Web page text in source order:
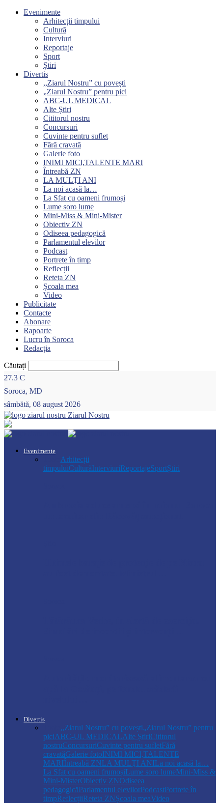
Evenimente
Arhitecții timpului
Cultură
Interviuri
Reportaje
Sport
Știri
Divertis
,,Ziarul Nostru” cu povești
„Ziarul Nostru” pentru pici
ABC-UL MEDICAL
Alte Știri
Cititorul nostru
Concursuri
Cuvinte pentru suflet
Fără cravată
Galerie foto
INIMI MICI,TALENTE MARI
Întreabă ZN
LA MULŢI ANI
La noi acasă la…
La Sfat cu oameni frumoși
Lume soro lume
Mini-Miss & Mini-Mister
Obiectiv ZN
Odiseea pedagogică
Parlamentul elevilor
Podcast
Portrete în timp
Reflecții
Reteta ZN
Școala mea
Video
Publicitate
Contacte
Abonare
Rapoarte
Lucru în Soroca
Redacția
Căutați
27.3 C
Soroca, MD
sâmbătă, 08 august 2026
Ziarul Nostru
Evenimente
Arhitecții
timpuluiCulturăInterviuriReportajeSportȘtiri
Divertis
,,Ziarul Nostru” cu povești„Ziarul Nostru” pentru
piciABC-UL MEDICALAlte ȘtiriCititorul
nostruConcursuriCuvinte pentru sufletFără
cravatăGalerie fotoINIMI MICI,TALENTE
MARIÎntreabă ZNLA MULŢI ANILa noi acasă la…
La Sfat cu oameni frumoșiLume soro lumeMini-Miss &
Mini-MisterObiectiv ZNOdiseea
pedagogicăParlamentul elevilorPodcastPortrete în
timpReflecțiiReteta ZNȘcoala meaVideo